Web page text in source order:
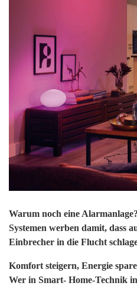
Warum noch eine
Systemen werben damit, dass
Einbrecher in die Flucht
Komfort steigern, Energie
Wer in Smart- Home-Technik